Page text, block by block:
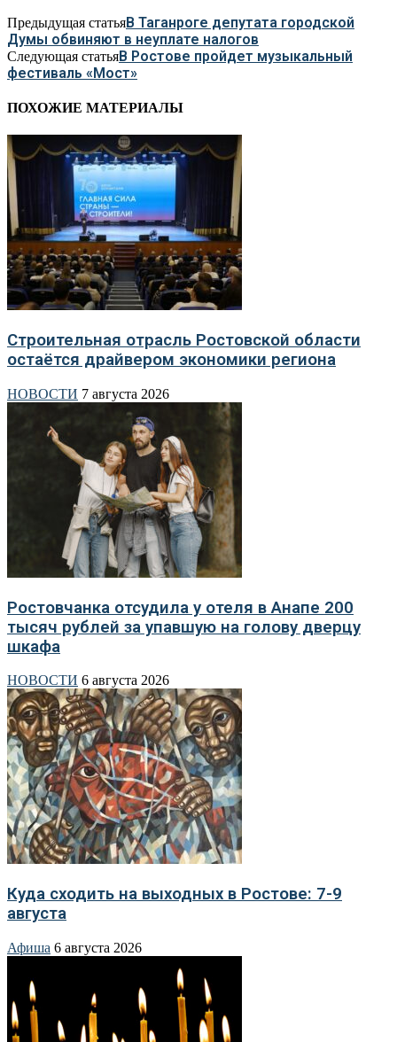
Предыдущая статьяВ Таганроге депутата городской
Думы обвиняют в неуплате налогов
Следующая статьяВ Ростове пройдет музыкальный
фестиваль «Мост»
ПОХОЖИЕ МАТЕРИАЛЫ
Строительная отрасль Ростовской области
остаётся драйвером экономики региона
НОВОСТИ 7 августа 2026
Ростовчанка отсудила у отеля в Анапе 200
тысяч рублей за упавшую на голову дверцу
шкафа
НОВОСТИ 6 августа 2026
Куда сходить на выходных в Ростове: 7-9
августа
Афиша 6 августа 2026